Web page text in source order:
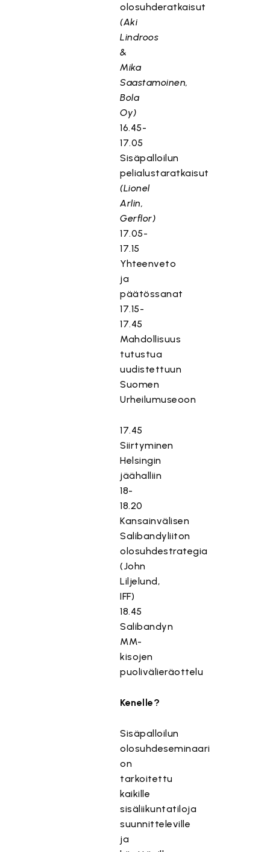
olosuhderatkaisut
(Aki
Lindroos
&
Mika
Saastamoinen,
Bola
Oy)
16.45-
17.05
Sisäpalloilun
pelialustaratkaisut
(Lionel
Arlin,
Gerflor)
17.05-
17.15
Yhteenveto
ja
päätössanat
17.15-
17.45
Mahdollisuus
tutustua
uudistettuun
Suomen
Urheilumuseoon
17.45
Siirtyminen
Helsingin
jäähalliin
18-
18.20
Kansainvälisen
Salibandyliiton
olosuhdestrategia
(John
Liljelund,
IFF)
18.45
Salibandyn
MM-
kisojen
puolivälieräottelu
Kenelle?
Sisäpalloilun
olosuhdeseminaari
on
tarkoitettu
kaikille
sisäliikuntatiloja
suunnitteleville
ja